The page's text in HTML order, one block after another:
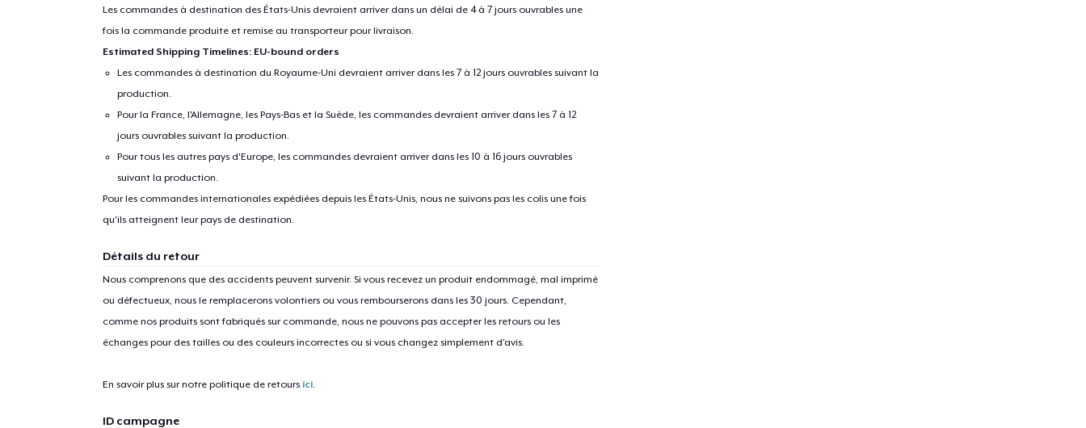
Les commandes à destination des États-Unis devraient arriver dans un délai de 4 à 7 jours ouvrables une
fois la commande produite et remise au transporteur pour livraison.
Estimated Shipping Timelines: EU-bound orders
Les commandes à destination du Royaume-Uni devraient arriver dans les 7 à 12 jours ouvrables suivant la
production.
Pour la France, l'Allemagne, les Pays-Bas et la Suède, les commandes devraient arriver dans les 7 à 12
jours ouvrables suivant la production.
Pour tous les autres pays d'Europe, les commandes devraient arriver dans les 10 à 16 jours ouvrables
suivant la production.
Pour les commandes internationales expédiées depuis les États-Unis, nous ne suivons pas les colis une fois
qu'ils atteignent leur pays de destination.
Détails du retour
Nous comprenons que des accidents peuvent survenir. Si vous recevez un produit endommagé, mal imprimé
ou défectueux, nous le remplacerons volontiers ou vous rembourserons dans les 30 jours. Cependant,
comme nos produits sont fabriqués sur commande, nous ne pouvons pas accepter les retours ou les
échanges pour des tailles ou des couleurs incorrectes ou si vous changez simplement d'avis.
En savoir plus sur notre politique de retours ici.
ID campagne
1article ajouté au Panier